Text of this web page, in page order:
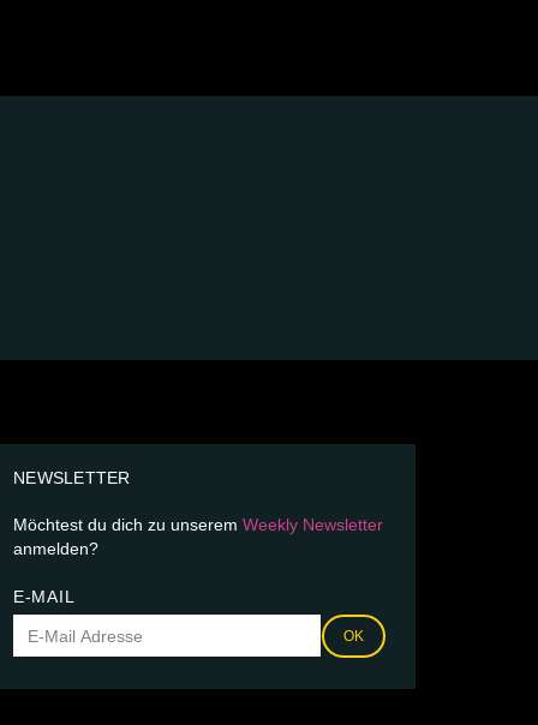
NEWSLETTER
Möchtest du dich zu unserem Weekly Newsletter
anmelden?
E-MAIL
OK